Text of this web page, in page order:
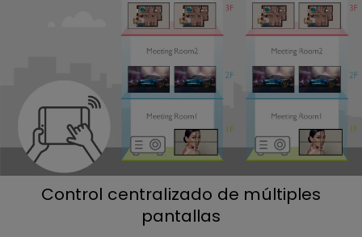
Control centralizado de múltiples
pantallas